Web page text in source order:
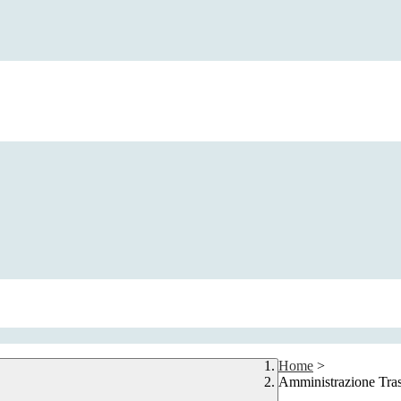
Home >
Amministrazione